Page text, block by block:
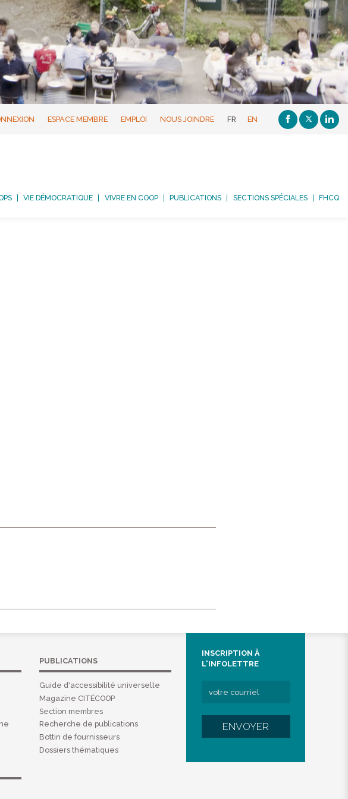
ESPACE MEMBRE EMPLOI NOUS JOINDRE FR EN
VIE DÉMOCRATIQUE VIVRE EN COOP PUBLICATIONS SECTIONS SPÉCIALES FHCQ
PUBLICATIONS
Guide d'accessibilité universelle
Magazine CITÉCOOP
Section membres
Recherche de publications
Bottin de fournisseurs
Dossiers thématiques
INSCRIPTION À
L'INFOLETTRE
ENVOYER